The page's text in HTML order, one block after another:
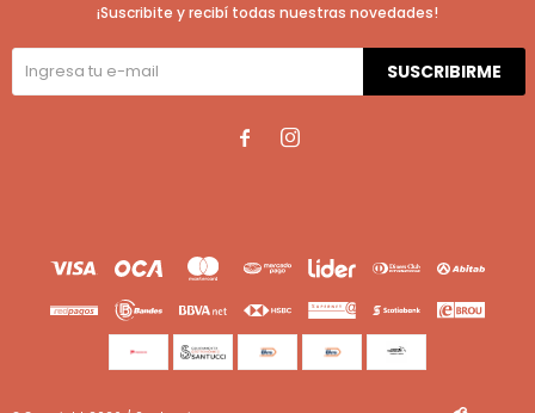
¡Suscribite y recibí todas nuestras novedades!
SUSCRIBIRME
 